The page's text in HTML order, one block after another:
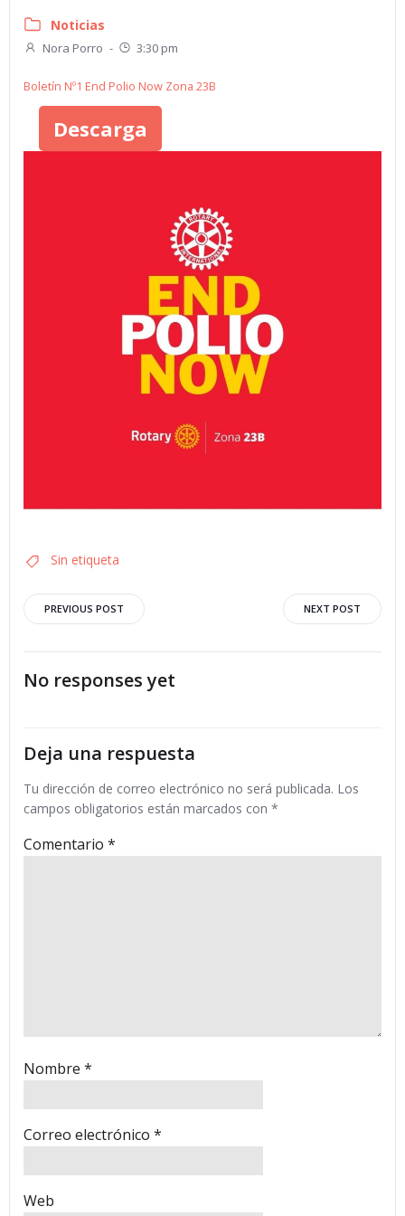
Noticias
Nora Porro - 3:30 pm
Boletín Nº1 End Polio Now Zona 23B
Descarga
Sin etiqueta
Navegación
por
las
entradas
PREVIOUS POST
Navegación
por
NEXT POST
No responses yet
Deja una respuesta
Tu dirección de correo electrónico no será publicada. Los
campos obligatorios están marcados con *
Comentario *
Nombre *
Correo electrónico *
Web